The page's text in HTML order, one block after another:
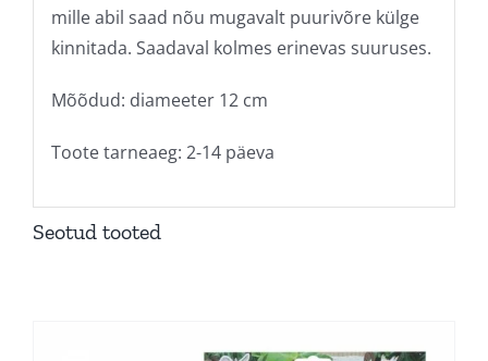
mille abil saad nõu mugavalt puurivõre külge
kinnitada. Saadaval kolmes erinevas suuruses.
Mõõdud: diameeter 12 cm
Toote tarneaeg: 2-14 päeva
Seotud tooted